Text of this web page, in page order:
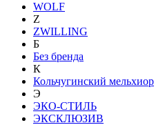
WOLF
Z
ZWILLING
Б
Без бренда
К
Кольчугинский мельхиор
Э
ЭКО-СТИЛЬ
ЭКСКЛЮЗИВ